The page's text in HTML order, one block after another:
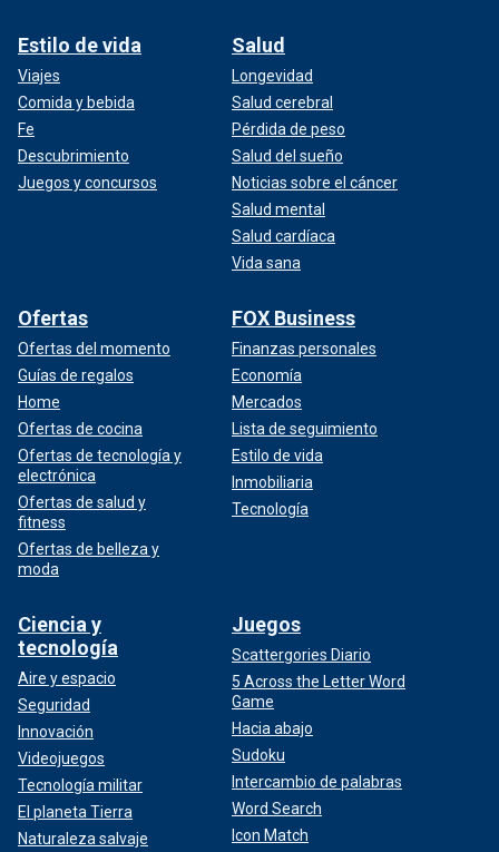
Estilo de vida
Viajes
Comida y bebida
Fe
Descubrimiento
Juegos y concursos
Salud
Longevidad
Salud cerebral
Pérdida de peso
Salud del sueño
Noticias sobre el cáncer
Salud mental
Salud cardíaca
Vida sana
Ofertas
Ofertas del momento
Guías de regalos
Home
Ofertas de cocina
Ofertas de tecnología y
electrónica
Ofertas de salud y
fitness
Ofertas de belleza y
moda
FOX Business
Finanzas personales
Economía
Mercados
Lista de seguimiento
Estilo de vida
Inmobiliaria
Tecnología
Ciencia y
tecnología
Aire y espacio
Seguridad
Innovación
Videojuegos
Tecnología militar
El planeta Tierra
Naturaleza salvaje
Juegos
Scattergories Diario
5 Across the Letter Word
Game
Hacia abajo
Sudoku
Intercambio de palabras
Word Search
Icon Match